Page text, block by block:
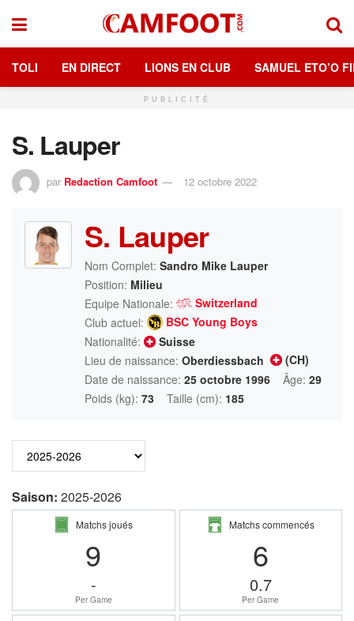
TOLI EN DIRECT LIONS EN CLUB SAMUEL ETO’O
PUBLICITÉ
S. Lauper
par Redaction Camfoot 12 octobre 2022
S. Lauper
Nom Complet: Sandro Mike Lauper
Position: Milieu
Equipe Nationale:
Switzerland
Club actuel:
BSC Young Boys
Nationalité:
Suisse
Lieu de naissance: Oberdiessbach
(CH)
Date de naissance: 25 octobre 1996 Âge: 29
Poids (kg): 73 Taille (cm): 185
Saison: 2025-2026
Matchs joués
9
-
Per Game
Matchs commencés
6
0.7
Per Game